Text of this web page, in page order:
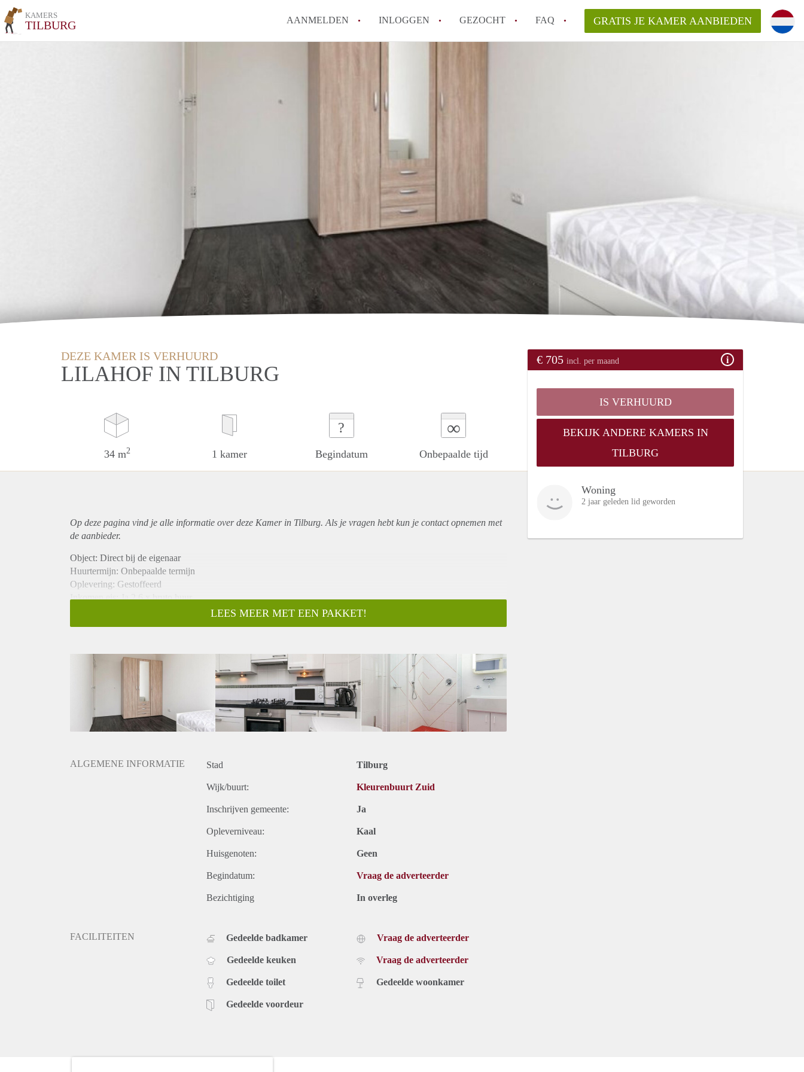
KAMERS
TILBURG AANMELDEN INLOGGEN GEZOCHT FAQ
Hoeveel kost het om te reageren op een Kamer in Tilburg?
Wat is de privacyverklaring van KamersTilburg?
GRATIS JE KAMER AANBIEDEN
DEZE KAMER IS VERHUURD
LILAHOF IN TILBURG
34 m2 1 kamer
?
Begindatum
∞
Onbepaalde tijd
€ 705 incl. per maand
IS VERHUURD
BEKIJK ANDERE KAMERS IN
TILBURG
Woning
2 jaar geleden lid geworden
Op deze pagina vind je alle informatie over deze Kamer in Tilburg. Als je vragen hebt kun je contact opnemen met
de aanbieder.
Object: Direct bij de eigenaar
Huurtermijn: Onbepaalde termijn
Oplevering: Gestoffeerd
Inkomen eis: Ja 2,6 x bruto huur
Borg: 1 maand
Gedeelde keuken: Nee
Gedeelde Douche: Nee
Gedeelde woonkamer: Nee
Geslacht huisgenoten: N.v.t.
LEES MEER MET EEN PAKKET!
ALGEMENE INFORMATIE Stad Tilburg
Wijk/buurt: Kleurenbuurt Zuid
Inschrijven gemeente: Ja
Opleverniveau: Kaal
Huisgenoten: Geen
Begindatum: Vraag de adverteerder
Bezichtiging In overleg
FACILITEITEN Gedeelde badkamer
Gedeelde keuken
Gedeelde toilet
Gedeelde voordeur
Vraag de adverteerder
Vraag de adverteerder
Gedeelde woonkamer